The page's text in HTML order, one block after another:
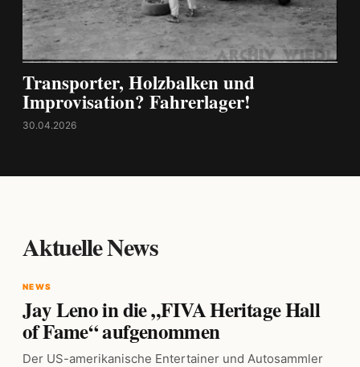
Transporter, Holzbalken und
Improvisation? Fahrerlager!
30.04.2026
Aktuelle News
NEWS
Jay Leno in die „FIVA Heritage Hall
of Fame“ aufgenommen
Der US-amerikanische Entertainer und Autosammler